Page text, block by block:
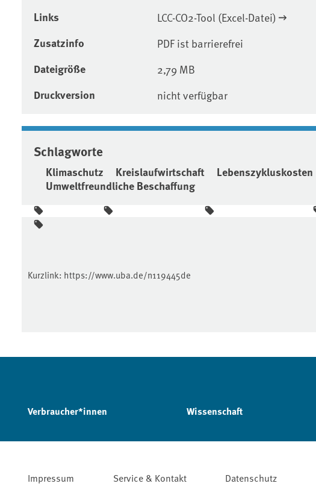
Links LCC-CO2-Tool (Excel-Datei)
Zusatzinfo PDF ist barrierefrei
Dateigröße 2,79 MB
Druckversion nicht verfügbar
Schlagworte
Klimaschutz Kreislaufwirtschaft Lebenszykluskosten
Umweltfreundliche Beschaffung
Kurzlink: https://www.uba.de/n119445de
Verbraucher*innen Wissenschaft
Impressum Service & Kontakt Datenschutz